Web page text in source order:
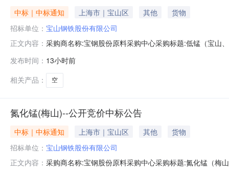
中标｜中标通知 上海市｜宝山区 其他
货物
招标单位： 宝山钢铁股份有限公司
正文内容： 采购商名称:宝钢股份原料采购中心采购标题:低锰（宝山
发布时间： 13小时前
相关产品：
空
氮化锰(梅山)--公开竞价中标公告
中标｜中标通知 上海市｜宝山区 其他
货物
招标单位： 宝山钢铁股份有限公司
正文内容： 采购商名称:宝钢股份原料采购中心采购标题:氮化锰（梅